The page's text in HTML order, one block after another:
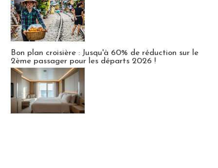
Bon plan croisière : Jusqu'à 60% de réduction sur le
2ème passager pour les départs 2026 !